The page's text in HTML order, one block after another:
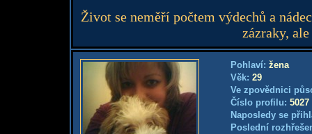
Život se neměří počtem výdechů a
zázraky,
Pohlaví: žena
Věk: 29
Ve zpovědnici
Číslo profilu: 5027
Naposledy se
Poslední